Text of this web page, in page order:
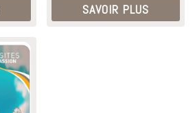
SAVOIR PLUS